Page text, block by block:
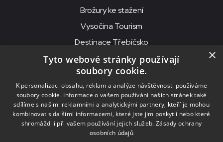
Brožury ke stažení
Vysočina Tourism
Destinace Třebíčsko
© 2026MKS Beseda Mor. Budějovice
MKS Beseda, příspěvková organizace, Purcnerova 62, 676 02
Moravské Budějovice
IČO: 00091758, DIČ: CZ00091758, ID datové schránky: chjn2kd
×
Tyto webové stránky používají
soubory cookie.
K personalizaci obsahu, reklam a analýze návštěvnosti používáme
soubory cookie. Informace o vašem používání našich stránek také
sdílíme s našimi reklamními a analytickými partnery, kteří je mohou
kombinovat s dalšími informacemi, které jste jim poskytli nebo které
shromáždili při vašem používání jejich služeb. Zásady ochrany
osobních údajů